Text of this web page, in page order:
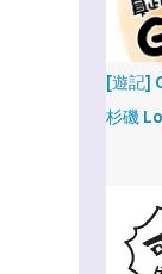
[遊記]
杉磯